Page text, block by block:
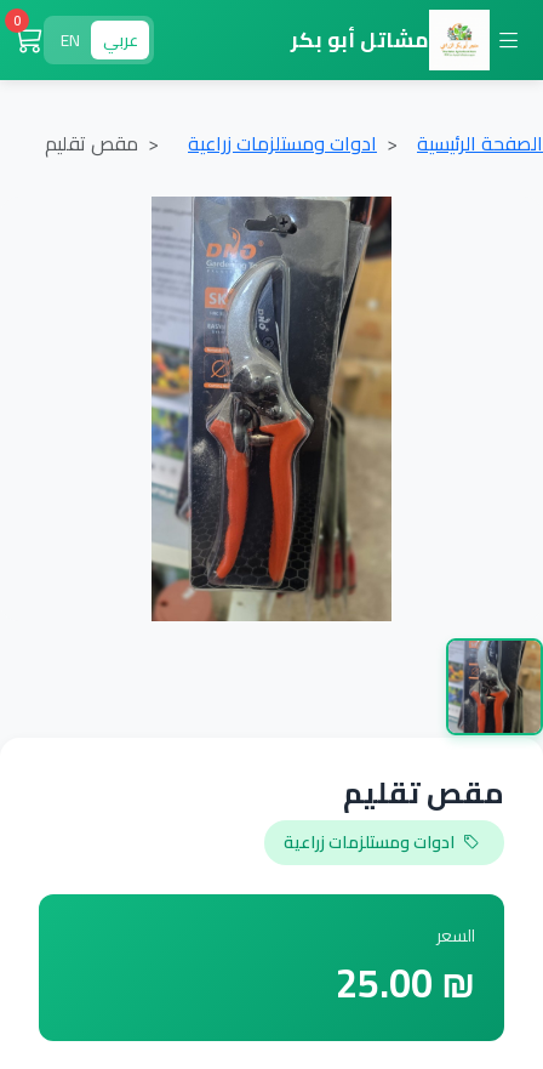
مشاتل أبو بكر عربي EN
0
الصفحة الرئيسية ادوات ومستلزمات زراعية مقص تقليم
مقص تقليم
ادوات ومستلزمات زراعية
السعر
₪ 25.00